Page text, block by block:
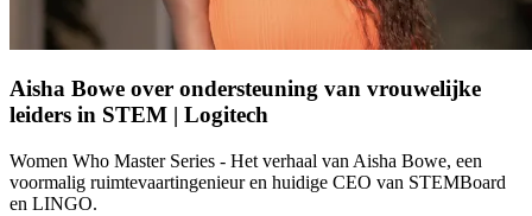
Aisha Bowe over ondersteuning van vrouwelijke
leiders in STEM | Logitech
Women Who Master Series - Het verhaal van Aisha Bowe, een
voormalig ruimtevaartingenieur en huidige CEO van STEMBoard
en LINGO.